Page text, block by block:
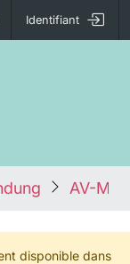
Identifiant
AV-
disponible dans